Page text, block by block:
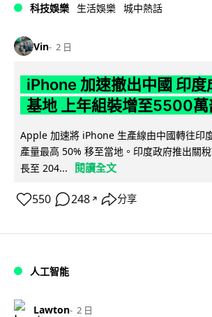
科技娛樂 生活娛樂 城中熱話
Vin 2 日
iPhone 加速撤出中國 印度
基地 上年組裝增至5500萬
Apple 加速將 iPhone 生產線由中國轉往印
產量最高 50% 移至當地。印度政府推出關
長至 204...
閱讀全文
550 248 ↗ 分享
人工智能
Lawton 2 日